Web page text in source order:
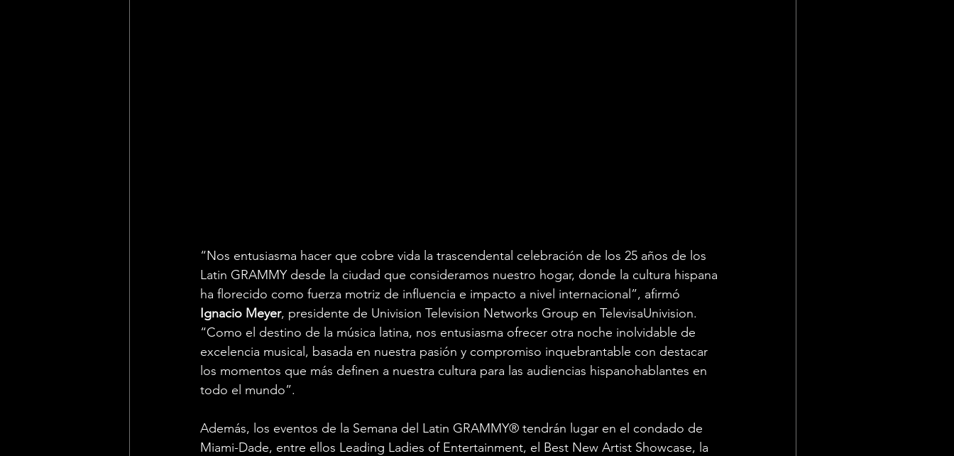
“Nos entusiasma hacer que cobre vida la trascendental celebración de los 25 años de los
Latin GRAMMY desde la ciudad que consideramos nuestro hogar, donde la cultura hispana
ha florecido como fuerza motriz de influencia e impacto a nivel internacional”, afirmó
Ignacio Meyer, presidente de Univision Television Networks Group en TelevisaUnivision.
“Como el destino de la música latina, nos entusiasma ofrecer otra noche inolvidable de
excelencia musical, basada en nuestra pasión y compromiso inquebrantable con destacar
los momentos que más definen a nuestra cultura para las audiencias hispanohablantes en
todo el mundo”.
Además, los eventos de la Semana del Latin GRAMMY® tendrán lugar en el condado de
Miami-Dade, entre ellos Leading Ladies of Entertainment, el Best New Artist Showcase, la